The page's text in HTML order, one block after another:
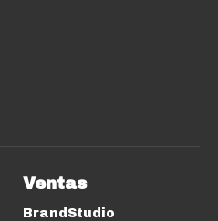
Ventas
BrandStudio